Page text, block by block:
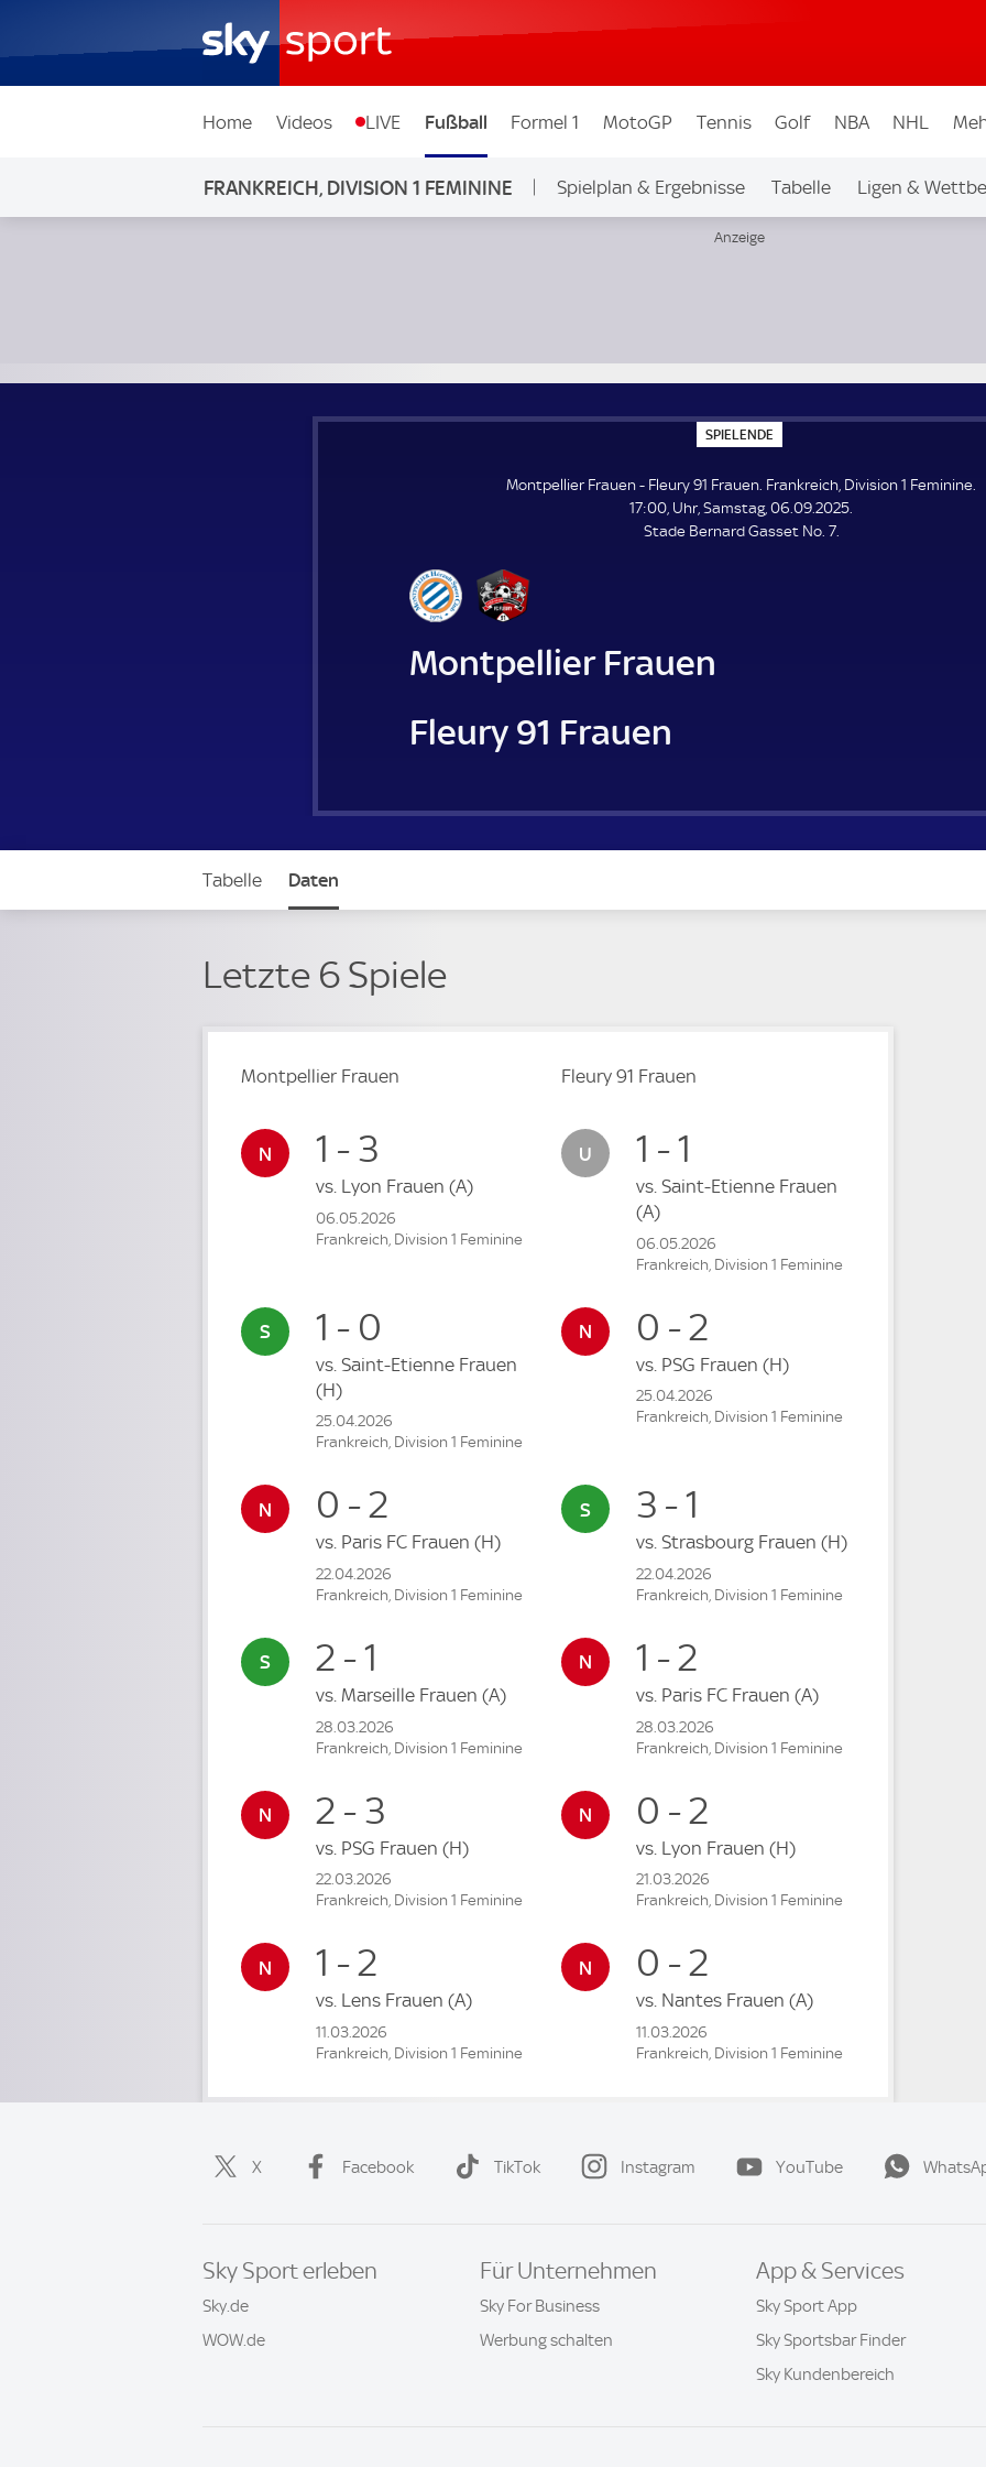
Home Videos LIVE Fußball Formel 1 MotoGP Tennis Golf NBA NHL
FRANKREICH, DIVISION 1 FEMININE Spielplan & Ergebnisse Tabelle Ligen &
SPIELENDE
P
E
L
E
N
Montpellier Frauen - Fleury 91 Frauen. Frankreich, Division 1 Feminine.
17:00, Uhr, Samstag, 06.09.2025.
Stade Bernard Gasset No. 7.
Montpellier Frauen
Fleury 91 Frauen
Tabelle Daten
Letzte 6 Spiele
Montpellier Frauen
1 - 3
vs. Lyon Frauen (A)
06.05.2026
Frankreich, Division 1 Feminine
1 - 0
vs. Saint-Etienne Frauen
(H)
25.04.2026
Frankreich, Division 1 Feminine
0 - 2
vs. Paris FC Frauen (H)
22.04.2026
Frankreich, Division 1 Feminine
2 - 1
vs. Marseille Frauen (A)
28.03.2026
Frankreich, Division 1 Feminine
2 - 3
vs. PSG Frauen (H)
22.03.2026
Frankreich, Division 1 Feminine
1 - 2
vs. Lens Frauen (A)
11.03.2026
Frankreich, Division 1 Feminine
Fleury 91 Frauen
1 - 1
vs. Saint-Etienne Frauen
(A)
06.05.2026
Frankreich, Division 1 Feminine
0 - 2
vs. PSG Frauen (H)
25.04.2026
Frankreich, Division 1 Feminine
3 - 1
vs. Strasbourg Frauen (H)
22.04.2026
Frankreich, Division 1 Feminine
1 - 2
vs. Paris FC Frauen (A)
28.03.2026
Frankreich, Division 1 Feminine
0 - 2
vs. Lyon Frauen (H)
21.03.2026
Frankreich, Division 1 Feminine
0 - 2
vs. Nantes Frauen (A)
11.03.2026
Frankreich, Division 1 Feminine
X Facebook TikTok Instagram YouTube
Sky Sport erleben
Sky.de
WOW.de
Für Unternehmen
Sky For Business
Werbung schalten
App & Services
Sky Sport App
Sky Sportsbar Finder
Sky Kundenbereich